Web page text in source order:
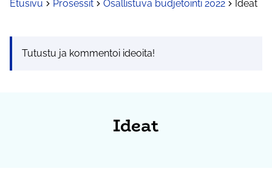
Etusivu Prosessit Osallistuva budjetointi 2022 Ideat
Tutustu ja kommentoi ideoita!
Ideat